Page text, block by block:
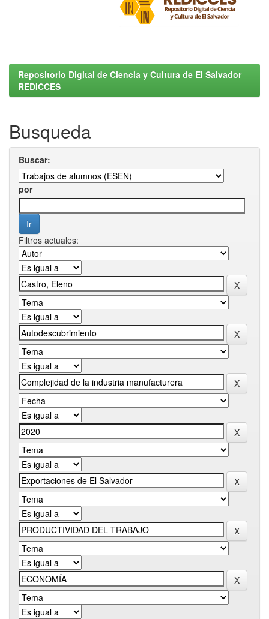
Repositorio Digital de Ciencia y Cultura de El Salvador
REDICCES
Busqueda
Buscar:
por
Filtros actuales: